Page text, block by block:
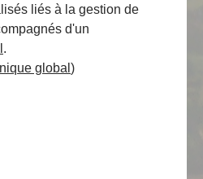
liés à la gestion de
d'un
.
global )